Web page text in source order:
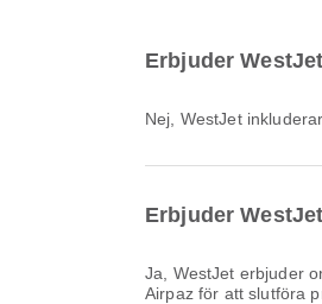
Erbjuder
Nej, WestJet
Erbjuder
Ja, WestJet erbjuder online incheckning för flyg till Calgary, vilket gör det enkelt att checka in för din flygning via vår plattform. Följ bara instruktionerna som finns på
Airpaz för att slutföra